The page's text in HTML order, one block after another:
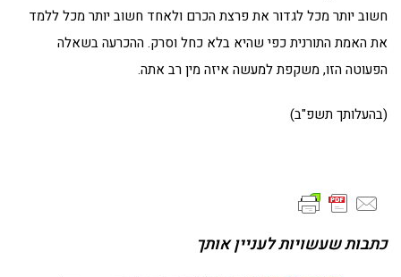
חשוב יותר מכל לגדור את פרצת הכרם ולאחד חשוב יותר מכל ללמד
את האמת התורנית כפי שהיא בלא כחל וסרק. ההכרעה בשאלה
הפעוטה הזו, משקפת למעשה איזה מין רב אתה.
(בהעלותך תשפ"ב)
כתבות שעשויות לעניין אותך